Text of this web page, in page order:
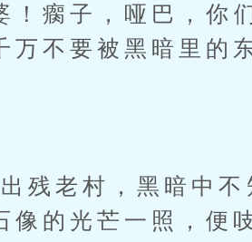
瘸子，哑巴，你
万不要被黑暗里的
老村，黑暗中不
像的光芒一照，便